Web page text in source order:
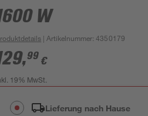
W
| Artikelnummer:4350179
,99 €
19% MwSt.
Lieferung nach Hause